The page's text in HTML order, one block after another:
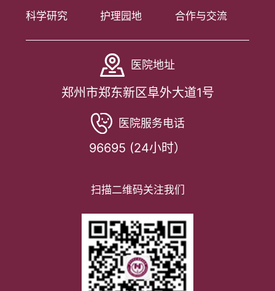
科学研究
护理园地 合作与交流
医院地址
郑州市郑东新区阜外大道1号
医院服务电话
96695 (24小时）
扫描二维码关注我们